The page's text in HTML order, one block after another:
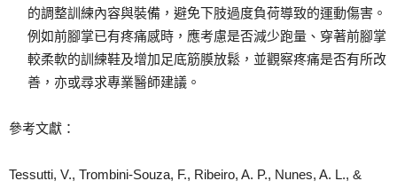
的調整訓練內容與裝備，避免下肢過度負荷導致的運動傷害。
例如前腳掌已有疼痛感時，應考慮是否減少跑量、穿著前腳掌
較柔軟的訓練鞋及增加足底筋膜放鬆，並觀察疼痛是否有所改
善，亦或尋求專業醫師建議。
參考文獻：
Tessutti, V., Trombini-Souza, F., Ribeiro, A. P., Nunes, A. L., &